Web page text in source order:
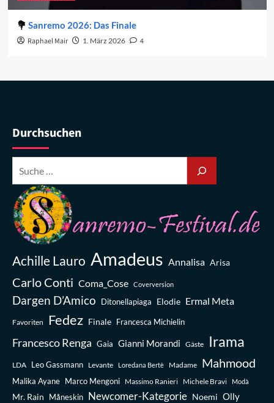
Sanremo 2026: Das Finale
Raphael Mair 1. März 2026 4
Durchsuchen
Achille Lauro Amadeus Annalisa Arisa
Carlo Conti Coma_Cose Coverversion
Dargen D’Amico Ditonellapiaga Elodie Ermal Meta
Favoriten Fedez Finale Francesca Michielin
Francesco Renga Gaia Gianni Morandi Gäste Irama
LDA Leo Gassmann Levante Loredana Bertè Madame Mahmood
Malika Ayane Marco Mengoni Massimo Ranieri Michele Bravi Modà
Mr. Rain Måneskin Newcomer-Kategorie Noemi Olly